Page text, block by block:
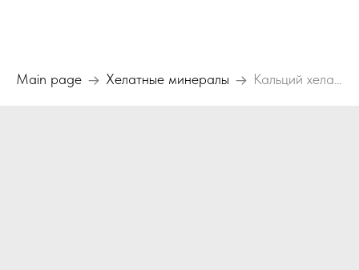
Main page Хелатные минералы